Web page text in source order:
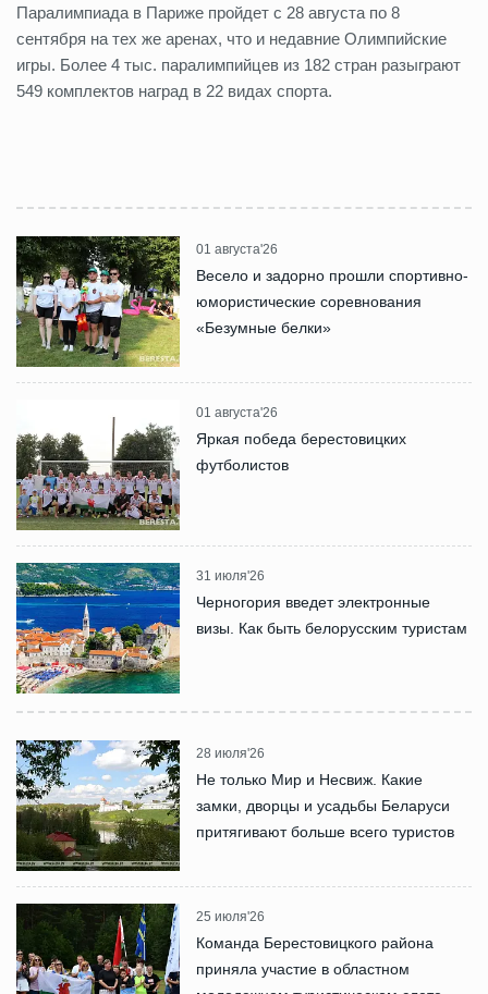
Паралимпиада в Париже пройдет с 28 августа по 8
сентября на тех же аренах, что и недавние Олимпийские
игры. Более 4 тыс. паралимпийцев из 182 стран разыграют
549 комплектов наград в 22 видах спорта.
01 августа'26
Весело и задорно прошли спортивно-
юмористические соревнования
«Безумные белки»
01 августа'26
Яркая победа берестовицких
футболистов
31 июля'26
Черногория введет электронные
визы. Как быть белорусским туристам
28 июля'26
Не только Мир и Несвиж. Какие
замки, дворцы и усадьбы Беларуси
притягивают больше всего туристов
25 июля'26
Команда Берестовицкого района
приняла участие в областном